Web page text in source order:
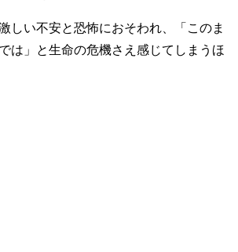
しい不安と恐怖におそわれ、「このま
は」と生命の危機さえ感じてしまうほ